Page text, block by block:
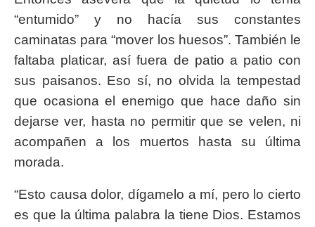
“entumido” y no hacía sus constantes
caminatas para “mover los huesos”. También le
faltaba platicar, así fuera de patio a patio con
sus paisanos. Eso sí, no olvida la tempestad
que ocasiona el enemigo que hace daño sin
dejarse ver, hasta no permitir que se velen, ni
acompañen a los muertos hasta su última
morada.
“Esto causa dolor, dígamelo a mí, pero lo cierto
es que la última palabra la tiene Dios. Estamos